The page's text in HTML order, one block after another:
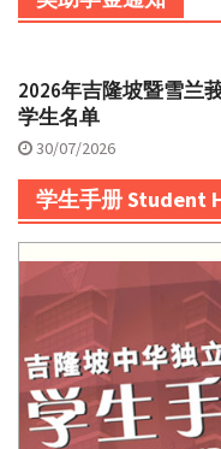
2026年吉隆坡暨雪兰
学生名单
30/07/2026
学生手册 Student